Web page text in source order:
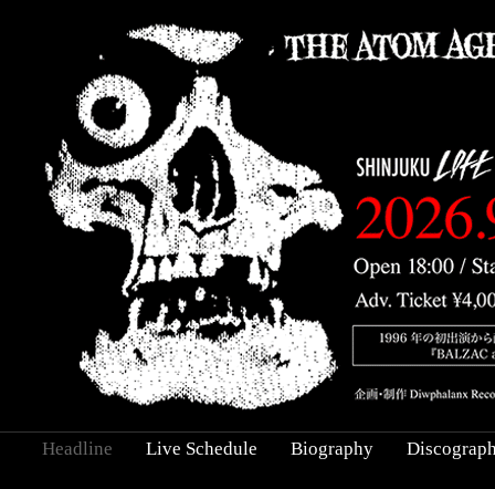
Headline Live Schedule Biography